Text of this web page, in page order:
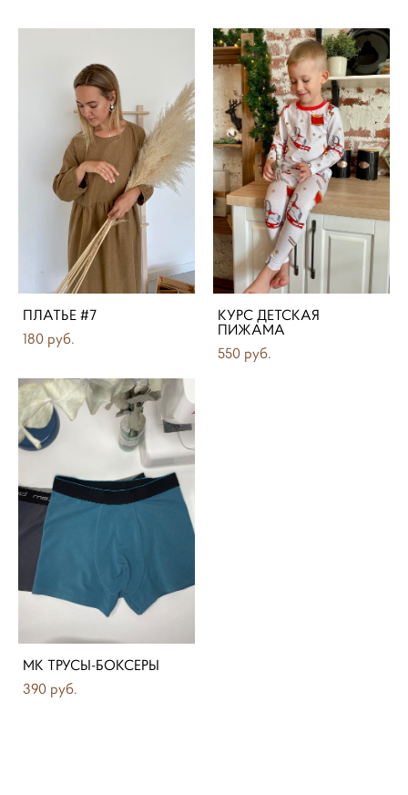
ПЛАТЬЕ #7
180 pуб.
КУРС ДЕТСКАЯ
ПИЖАМА
550 pуб.
МК ТРУСЫ-БОКСЕРЫ
390 pуб.